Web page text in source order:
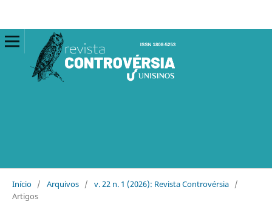
Início / Arquivos / v. 22 n. 1 (2026): Revista Controvérsia /
Artigos